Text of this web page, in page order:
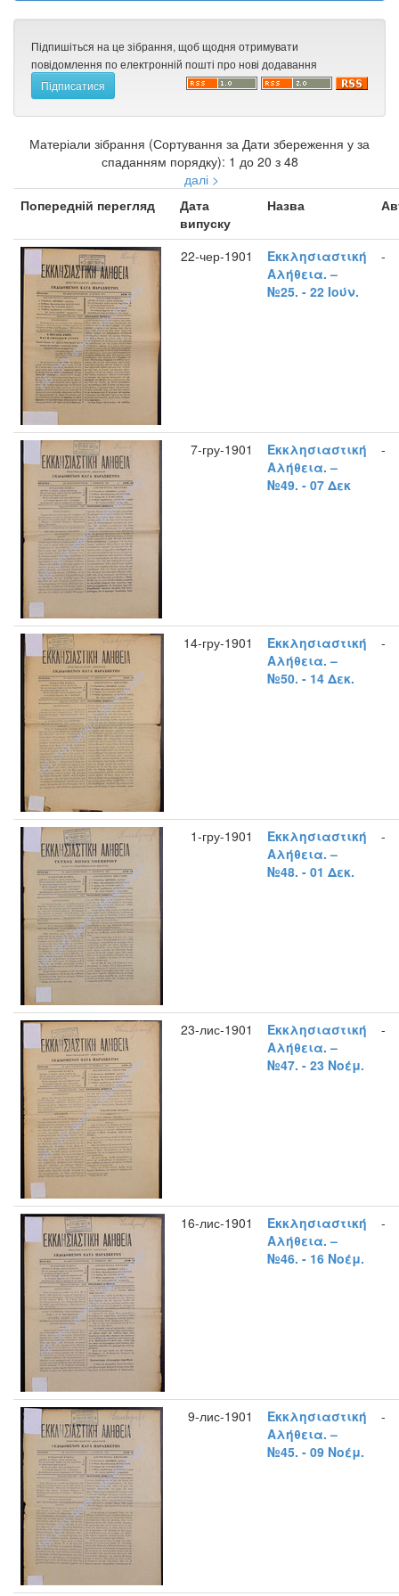
Підпишіться на це зібрання, щоб щодня отримувати
повідомлення по електронній пошті про нові додавання
Матеріали зібрання (Сортування за Дати збереження у за
спаданням порядку): 1 до 20 з 48
далі >
Попередній перегляд
Дата
випуску
Назва
22-чер-1901
Εκκλησιαστική
Αλήθεια. –
№25. - 22 Ιούν.
-
7-гру-1901
Εκκλησιαστική
Αλήθεια. –
№49. - 07 Δεκ
-
14-гру-1901
Εκκλησιαστική
Αλήθεια. –
№50. - 14 Δεκ.
-
1-гру-1901
Εκκλησιαστική
Αλήθεια. –
№48. - 01 Δεκ.
-
23-лис-1901
Εκκλησιαστική
Αλήθεια. –
№47. - 23 Νοέμ.
-
16-лис-1901
Εκκλησιαστική
Αλήθεια. –
№46. - 16 Νοέμ.
-
9-лис-1901
Εκκλησιαστική
Αλήθεια. –
№45. - 09 Νοέμ.
-